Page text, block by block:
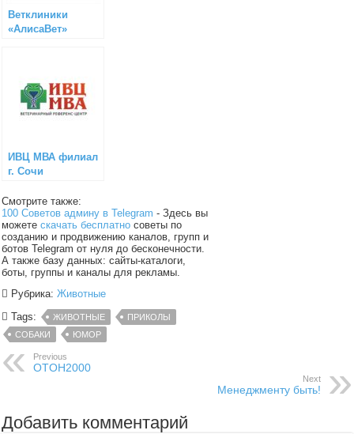
Ветклиники
«АлисаВет»
ИВЦ МВА филиал
г. Сочи
Смотрите также:
100 Советов админу в Telegram - Здесь вы
можетескачать бесплатно советы по
созданию и продвижению каналов, групп и
ботов Telegram от нуля до бесконечности.
А также базу данных: сайты-каталоги,
боты, группы и каналы для рекламы.
Рубрика:Животные
Tags:
ЖИВОТНЫЕ
ПРИКОЛЫ
СОБАКИ
ЮМОР
Previous
OTOH2000
Next
Менеджменту быть!
Добавить комментарий